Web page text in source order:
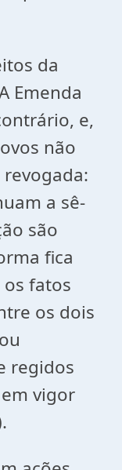
da
Emenda
e,
não
a sê-
são
fica
fatos
os dois
regidos
vigor